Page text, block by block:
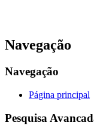
Navegação
Navegação
Página principal
Pesquisa